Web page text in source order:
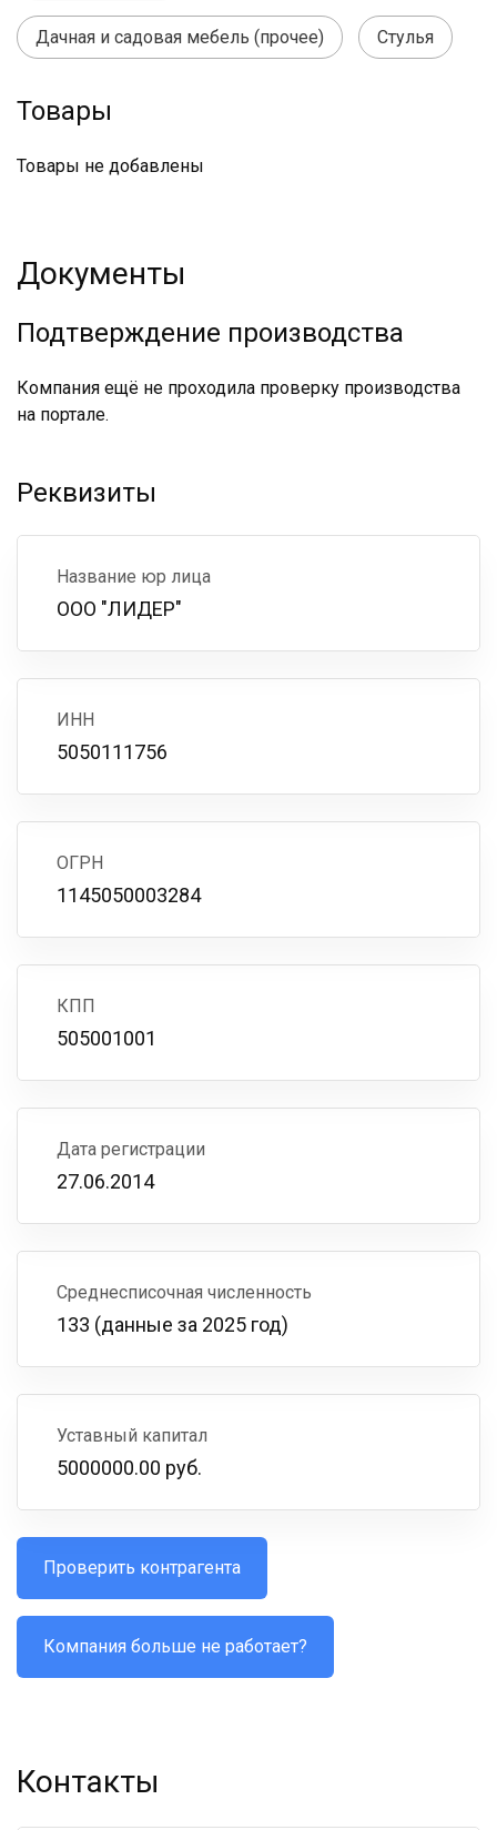
Дачная и садовая мебель (прочее) Стулья
Товары
Товары не добавлены
Документы
Подтверждение производства
Компания ещё не проходила проверку производства
на портале.
Реквизиты
Название юр лица
ООО "ЛИДЕР"
ИНН
5050111756
ОГРН
1145050003284
КПП
505001001
Дата регистрации
27.06.2014
Среднесписочная численность
133 (данные за 2025 год)
Уставный капитал
5000000.00 руб.
Проверить контрагента
Компания больше не работает?
Контакты